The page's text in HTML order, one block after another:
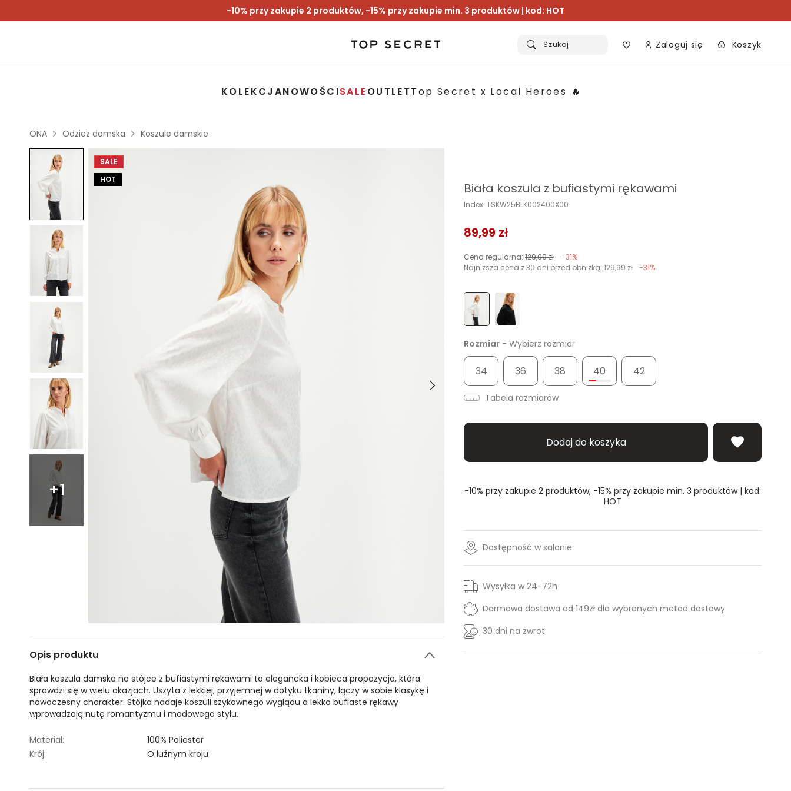
-10% przy zakupie 2 produktów, -15% przy zakupie min. 3 produktów | kod: HOT
Szukaj Zaloguj się Koszyk
KOLEKCJANOWOŚCISALEOUTLETTop Secret x Local Heroes 🔥
ONA Odzież damska Koszule damskie
SALE
HOT
Biała koszula z bufiastymi rękawami
Index: TSKW25BLK002400X00
89,99 zł
Cena regularna: 129,99 zł
-31%
Najniższa cena z 30 dni przed obniżką: 129,99 zł -31%
Rozmiar - Wybierz rozmiar
34 36 38 40 42
Tabela rozmiarów
Dodaj do koszyka
-10% przy zakupie 2 produktów, -15% przy zakupie min. 3 produktów | kod:
HOT
Dostępność w salonie
Wysyłka w 24-72h
Darmowa dostawa od 149zł dla wybranych metod dostawy
30 dni na zwrot
Opis produktu
Biała koszula damska na stójce z bufiastymi rękawami to elegancka i kobieca propozycja, która
sprawdzi się w wielu okazjach. Uszyta z lekkiej, przyjemnej w dotyku tkaniny, łączy w sobie klasykę i
nowoczesny charakter. Stójka nadaje koszuli szykownego wyglądu a lekko bufiaste rękawy
wprowadzają nutę romantyzmu i modowego stylu.
Materiał:
100% Poliester
Krój:
O luźnym kroju